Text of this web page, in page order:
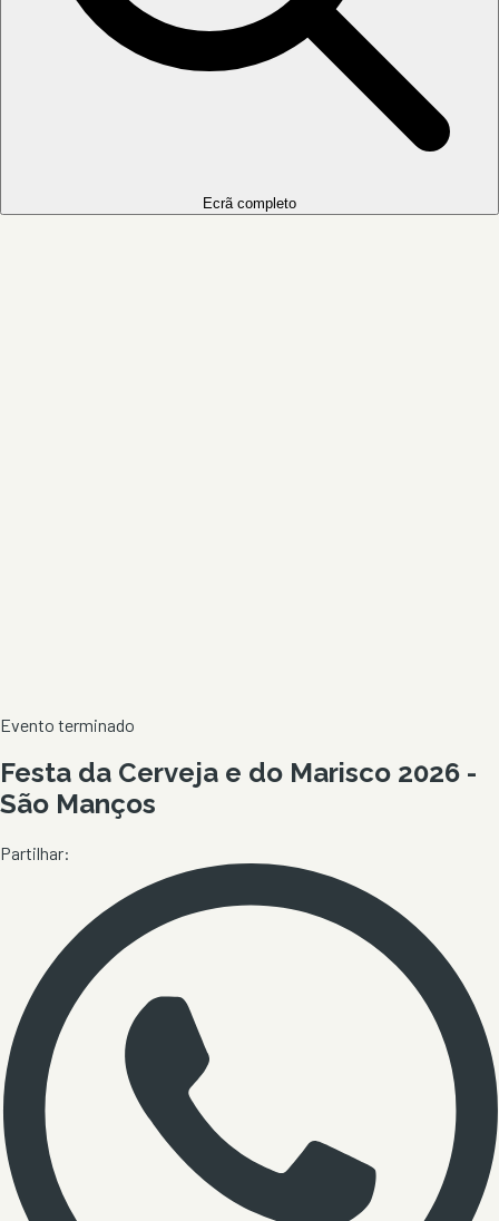
Ecrã completo
Evento terminado
Festa da Cerveja e do Marisco 2026 -
São Manços
Partilhar: